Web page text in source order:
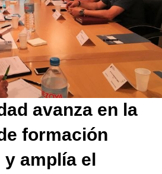
avanza en la
formación
amplía el